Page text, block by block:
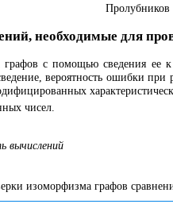
Пролубников
необходимые для
с помощью сведения ее
вероятность ошибки
чисел.
вычислений
изоморфизма графов